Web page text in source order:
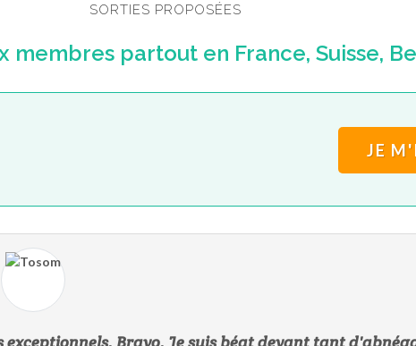
SORTIES PROPOSÉES
membres partout en France, Suisse,
JE